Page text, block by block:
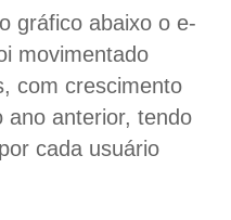
gráfico abaixo o e-
movimentado
com crescimento
ano anterior, tendo
cada usuário